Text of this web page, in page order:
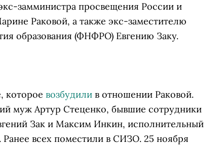
замминистра просвещения России и
Раковой, а также экс-заместителю
образования (ФНФРО) Евгению Заку.
которое возбудили в отношении Раковой.
муж Артур Стеценко, бывшие сотрудники
Зак и Максим Инкин, исполнительный
всех поместили в СИЗО. 25 ноября